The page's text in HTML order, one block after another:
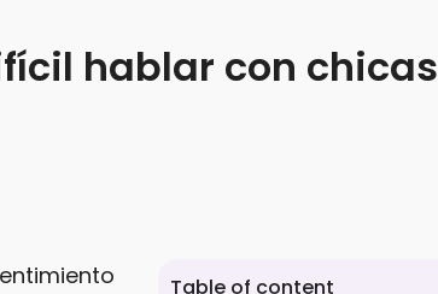
hablar con chicas
Table of content